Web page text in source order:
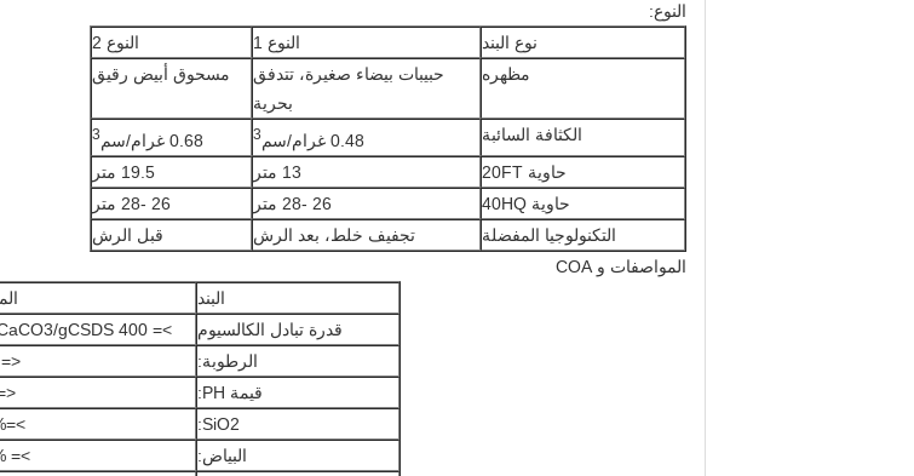
النوع:
نوع البند
النوع 1
النوع 2
مظهره
حبيبات بيضاء صغيرة، تتدفق
بحرية
مسحوق أبيض رقيق
الكثافة السائبة 0.48 غرام/سم 3 0.68 غرام/سم 3
حاوية 20FT 13 متر
19.5 متر
حاوية 40HQ
26 -28 متر
26 -28 متر
التكنولوجيا المفضلة
تجفيف خلط، بعد الرش
قبل الرش
المواصفات و COA
البند
قدرة تبادل الكالسيوم
>= 400 mgCaCO3/gCSDS
الرطوبة:
<= 5%
قيمة PH:
12
SiO2:
>=20%
البياض:
>= 80%